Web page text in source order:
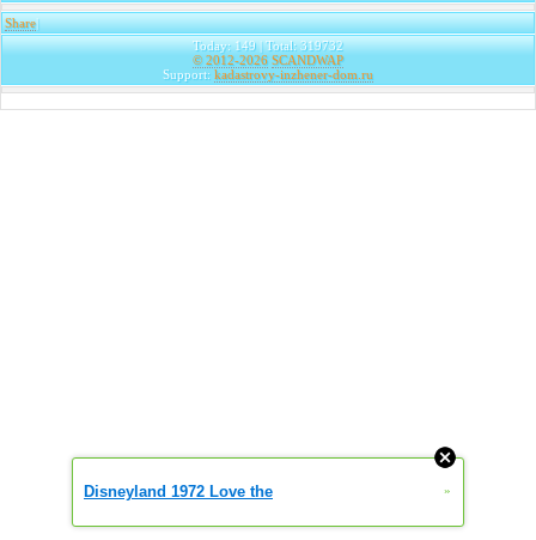
Share|
Today: 149 | Total: 319732
© 2012-2026 SCANDWAP
Support: kadastrovy-inzhener-dom.ru
Disneyland 1972 Love the »